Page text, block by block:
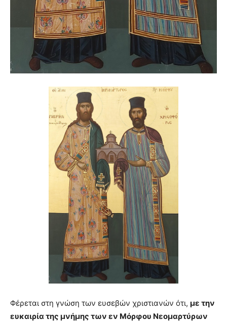
Φέρεται στη γνώση των ευσεβών χριστιανών ότι, με την
ευκαιρία της μνήμης των εν Μόρφου Νεομαρτύρων